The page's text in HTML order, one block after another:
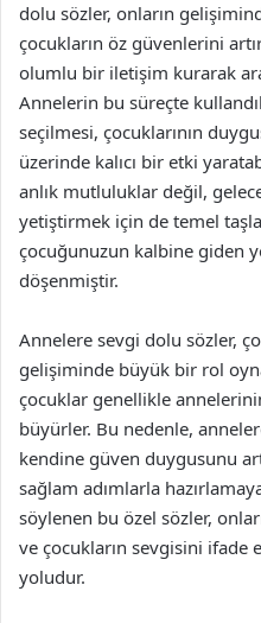
dolu sözler, onların
çocukların öz güvenlerini
olumlu bir iletişim kurarak
Annelerin bu süreçte
seçilmesi, çocuklarının
üzerinde kalıcı bir etki
anlık mutluluklar değil,
yetiştirmek için de temel
çocuğunuzun kalbine giden
döşenmiştir.
Annelere sevgi dolu sözler,
gelişiminde büyük bir rol
çocuklar genellikle
büyürler. Bu nedenle,
kendine güven duygusunu
sağlam adımlarla
söylenen bu özel sözler,
ve çocukların sevgisini
yoludur.